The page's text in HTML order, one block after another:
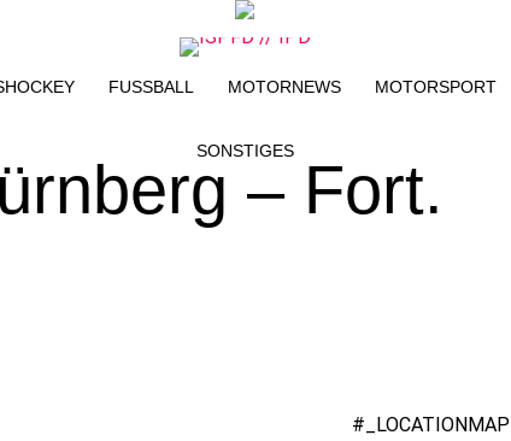
FUSSBALL MOTORNEWS MOTORSPORT
SONSTIGES
– Fort.
#_LOCATIONMAP